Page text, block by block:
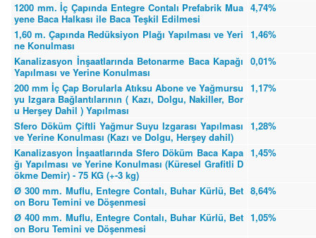
1200 mm. İç Çapında Entegre Contalı Prefabrik Mua
yene Baca Halkası ile Baca Teşkil Edilmesi
4,74%
1,60 m. Çapında Redüksiyon Plağı Yapılması ve Yeri
ne Konulması
1,46%
Kanalizasyon İnşaatlarında Betonarme Baca Kapağı
Yapılması ve Yerine Konulması
0,01%
200 mm İç Çap Borularla Atıksu Abone ve Yağmursu
yu Izgara Bağlantılarının ( Kazı, Dolgu, Nakiller, Bor
u Herşey Dahil ) Yapılması
1,17%
Sfero Döküm Çiftli Yağmur Suyu Izgarası Yapılması
ve Yerine Konulması (Kazı ve Dolgu, Herşey dahil)
1,28%
Kanalizasyon İnşaatlarında Sfero Döküm Baca Kapa
ğı Yapılması ve Yerine Konulması (Küresel Grafitli D
ökme Demir) - 75 KG (+-3 kg)
1,45%
Ø 300 mm. Muflu, Entegre Contalı, Buhar Kürlü, Bet
on Boru Temini ve Döşenmesi
8,64%
Ø 400 mm. Muflu, Entegre Contalı, Buhar Kürlü, Bet
on Boru Temini ve Döşenmesi
1,05%